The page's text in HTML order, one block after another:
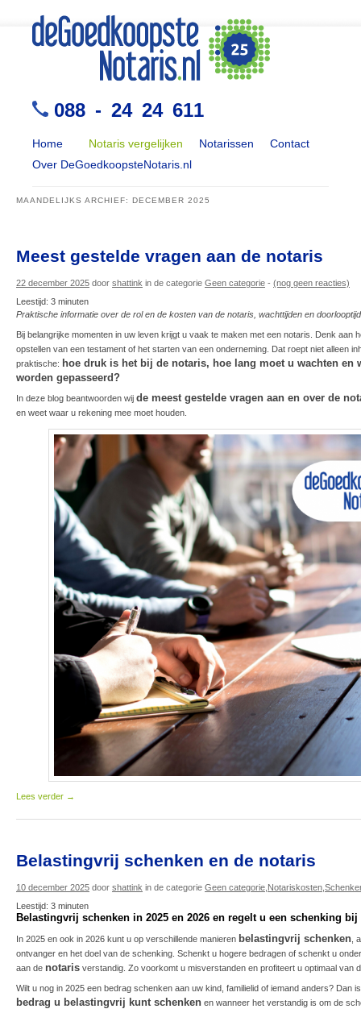
088 - 24 24 611
Home Notaris vergelijken Notarissen
Contact
Over DeGoedkoopsteNotaris.nl
MAANDELIJKS ARCHIEF: DECEMBER 2025
Meest gestelde vragen aan de notaris
22 december 2025 door shattink in de categorie Geen categorie - (nog geen reacties)
Leestijd: 3 minuten
Praktische informatie over de rol en de kosten van de notaris, wachttijden en
Bij belangrijke momenten in uw leven krijgt u vaak te maken met een notaris. Denk aan
opstellen van een testament of het starten van een onderneming. Dat roept niet alleen
praktische: hoe druk is het bij de notaris, hoe lang moet u wachten en
worden gepasseerd?
In deze blog beantwoorden wij de meest gestelde vragen aan en over de
en weet waar u rekening mee moet houden.
Lees verder →
Belastingvrij schenken en de notaris
10 december 2025 door shattink in de categorie Geen categorie Notariskosten
Leestijd: 3 minuten
Belastingvrij schenken in 2025 en 2026 en regelt u een schenking
In 2025 en ook in 2026 kunt u op verschillende manieren belastingvrij schenken ,
ontvanger en het doel van de schenking. Schenkt u hogere bedragen of schenkt u
aan de notaris verstandig. Zo voorkomt u misverstanden en profiteert u optimaal van
Wilt u nog in 2025 een bedrag schenken aan uw kind, familielid of iemand anders? Dan
bedrag u belastingvrij kunt schenken en wanneer het verstandig is om de